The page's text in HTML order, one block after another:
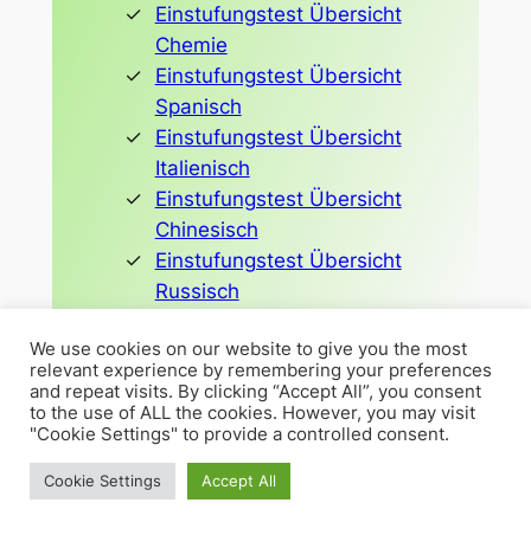
Einstufungstest Übersicht
Chemie
Einstufungstest Übersicht
Spanisch
Einstufungstest Übersicht
Italienisch
Einstufungstest Übersicht
Chinesisch
Einstufungstest Übersicht
Russisch
Erfolgsgeschichten aus der
We use cookies on our website to give you the most
relevant experience by remembering your preferences
and repeat visits. By clicking “Accept All”, you consent
to the use of ALL the cookies. However, you may visit
"Cookie Settings" to provide a controlled consent.
Cookie Settings Accept All